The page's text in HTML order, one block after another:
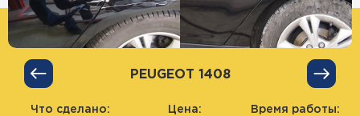
PEUGEOT 1408
Что сделано:
Цена:
Время работы: